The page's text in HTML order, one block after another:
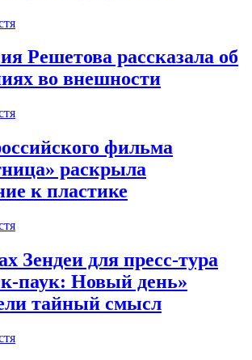
Решетова рассказала об
во внешности
фильма
раскрыла
к пластике
Зендеи для пресс-тура
паук: Новый день»
тайный смысл